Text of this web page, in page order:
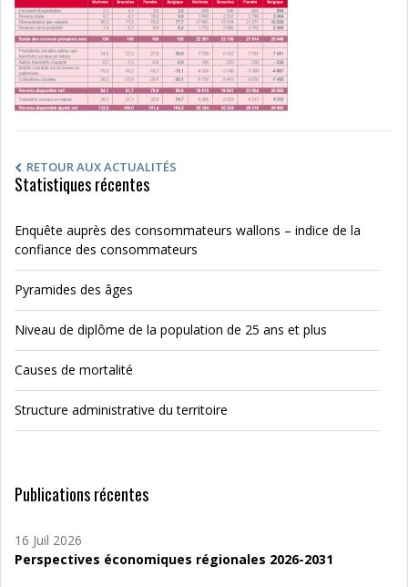
RETOUR AUX ACTUALITÉS
Statistiques récentes
Enquête auprès des consommateurs wallons – indice de la
confiance des consommateurs
Pyramides des âges
Niveau de diplôme de la population de 25 ans et plus
Causes de mortalité
Structure administrative du territoire
Publications récentes
16 Juil 2026
Perspectives économiques régionales 2026-2031